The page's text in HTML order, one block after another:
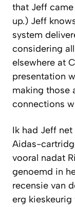
that Jeff
up.) Jeff
system
considering
elsewhere at
presentation
making those
connections
Ik had Jeff
Aidas-
vooral nadat
genoemd in
recensie van
erg